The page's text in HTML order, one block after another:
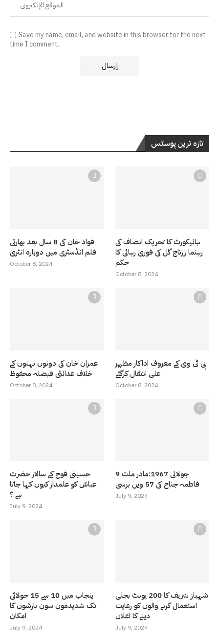
Save my name, email, and website in this browser for the next
time I comment.
تازہ ترین پوسٹس
فواد خان کی 8 سال بعد بھارتی
فلم انڈسٹری میں دوبارہ انٹری
October 8, 2024
ہائیکورٹ کا تحریک انصاف کی
رہنما زرتاج گل کی فوری رہائی کا
حکم
October 8, 2024
عمران خان کی دونوں بہنوں کے
خلاف عدالتی فیصلہ محفوظ
October 8, 2024
پی ٹی وی کے معروف اداکار مظہر
علی انتقال کرگئے
October 8, 2024
حسینی فوج کے سالار حضرت
عباسّ کو علمدار کیوں کہا جاتا
ہے ؟
July 9, 2024
9 جولائی 1967:مادر ملت
فاطمہ جناح کی 57 ویں برسی
July 9, 2024
پنجاب میں 10 سے 15 جولائی
تک شدیدمون سون بارشوں کا
امکان
July 9, 2024
شہباز شریف کا 200 یونٹ بجلی
استعمال کرنے والوں کو رعایت
دینے کا اعلان
July 9, 2024